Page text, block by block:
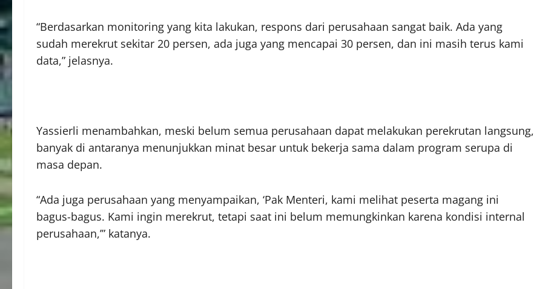
“Berdasarkan monitoring yang kita lakukan, respons dari perusahaan sangat baik. Ada yang
sudah merekrut sekitar 20 persen, ada juga yang mencapai 30 persen, dan ini masih terus kami
data,” jelasnya.
Yassierli menambahkan, meski belum semua perusahaan dapat melakukan perekrutan langsung,
banyak di antaranya menunjukkan minat besar untuk bekerja sama dalam program serupa di
masa depan.
“Ada juga perusahaan yang menyampaikan, ‘Pak Menteri, kami melihat peserta magang ini
bagus-bagus. Kami ingin merekrut, tetapi saat ini belum memungkinkan karena kondisi internal
perusahaan,’” katanya.